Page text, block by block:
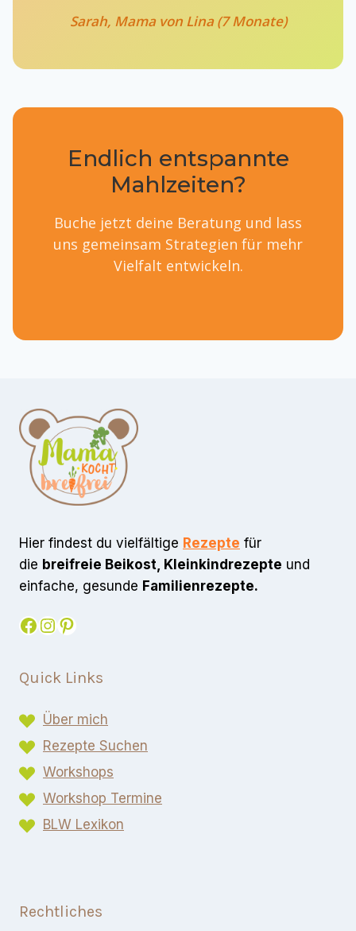
Sarah, Mama von Lina (7 Monate)
Endlich entspannte
Mahlzeiten?
Buche jetzt deine Beratung und lass
uns gemeinsam Strategien für mehr
Vielfalt entwickeln.
Hier findest du vielfältige Rezepte für
die breifreie Beikost, Kleinkindrezepte und
einfache, gesunde Familienrezepte.
Facebook
Instagram
Pinterest
Quick Links
Über mich
Rezepte Suchen
Workshops
Workshop Termine
BLW Lexikon​
Rechtliches